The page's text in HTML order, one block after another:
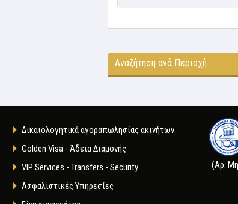
Αναζήτηση ανά Περιοχή
Δικαιολογητικά αγοραπωλησίας ακινήτων
Golden Visa - Άδεια Διαμονής
VIP Services - Transfers - Security
Ασφαλιστικές Υπηρεσίες
(Αρ.